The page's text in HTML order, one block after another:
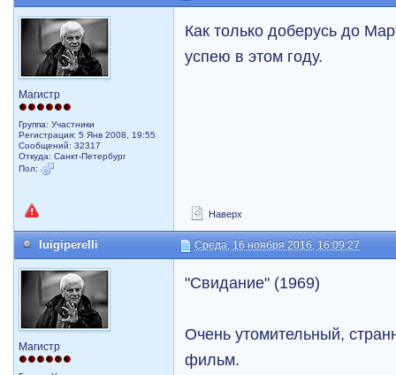
Магистр
Группа: Участники
Регистрация: 5 Янв 2008, 19:55
Сообщений: 32317
Откуда: Санкт-Петербург
Пол:
Как только доберусь до
успею в этом году.
Наверх
luigiperelli Среда, 16 ноября 2016, 16:09:27
Магистр
"Свидание" (1969)
Очень утомительный,
фильм.